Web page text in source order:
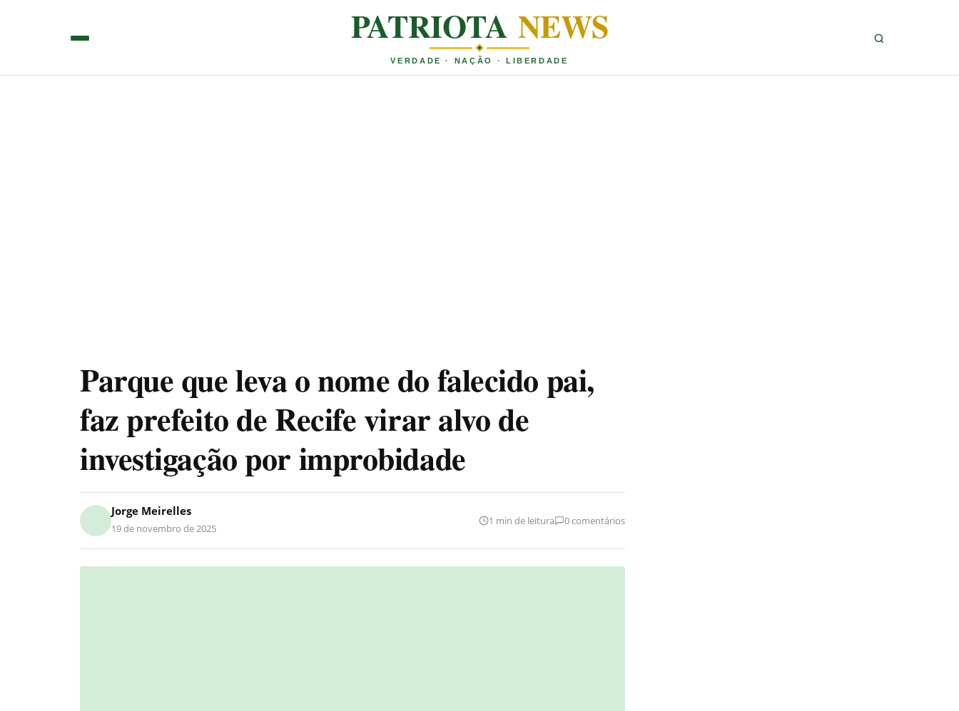
PATRIOTA NEWS
VERDADE · NAÇÃO · LIBERDADE
Parque que leva o nome do falecido pai,
faz prefeito de Recife virar alvo de
investigação por improbidade
Jorge Meirelles
19 de novembro de 2025
1 min de leitura 0 comentários